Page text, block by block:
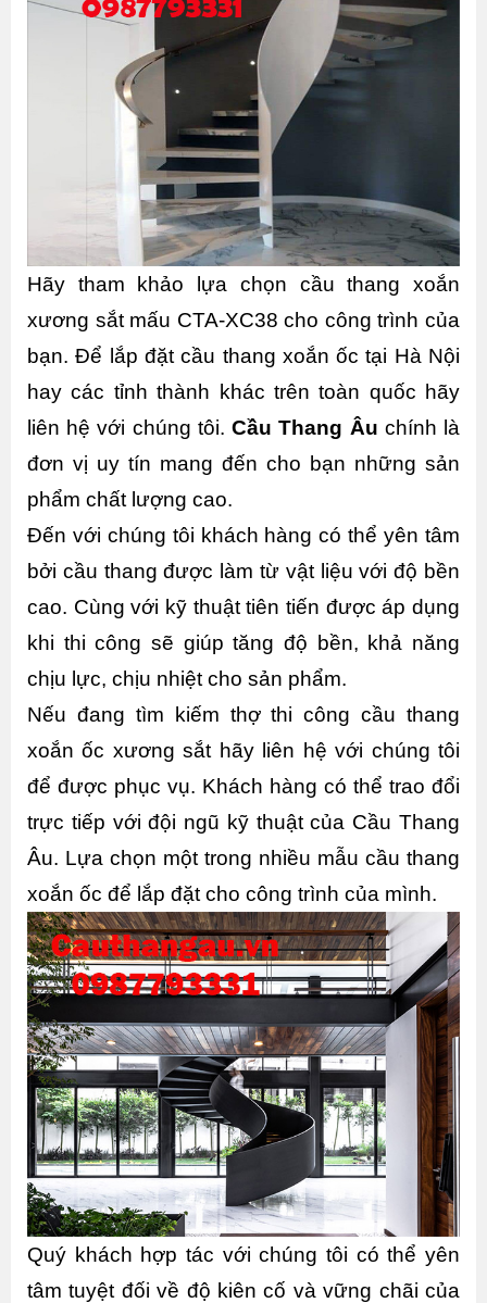
Hãy tham khảo lựa chọn cầu thang xoắn
xương sắt mấu CTA-XC38 cho công trình của
bạn. Để lắp đặt cầu thang xoắn ốc tại Hà Nội
hay các tỉnh thành khác trên toàn quốc hãy
liên hệ với chúng tôi. Cầu Thang Âu chính là
đơn vị uy tín mang đến cho bạn những sản
phẩm chất lượng cao.
Đến với chúng tôi khách hàng có thể yên tâm
bởi cầu thang được làm từ vật liệu với độ bền
cao. Cùng với kỹ thuật tiên tiến được áp dụng
khi thi công sẽ giúp tăng độ bền, khả năng
chịu lực, chịu nhiệt cho sản phẩm.
Nếu đang tìm kiếm thợ thi công cầu thang
xoắn ốc xương sắt hãy liên hệ với chúng tôi
để được phục vụ. Khách hàng có thể trao đổi
trực tiếp với đội ngũ kỹ thuật của Cầu Thang
Âu. Lựa chọn một trong nhiều mẫu cầu thang
xoắn ốc để lắp đặt cho công trình của mình.
Quý khách hợp tác với chúng tôi có thể yên
tâm tuyệt đối về độ kiên cố và vững chãi của